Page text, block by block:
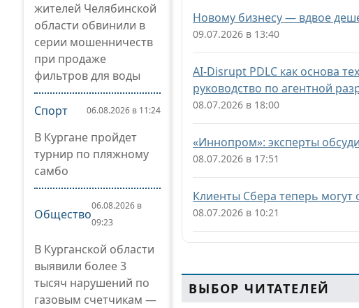
жителей Челябинской
области обвинили в
серии мошенничеств
при продаже
фильтров для воды
Спорт 06.08.2026 в 11:24
В Кургане пройдет
турнир по пляжному
самбо
Общество
06.08.2026 в
09:23
В Курганской области
выявили более 3
тысяч нарушений по
газовым счетчикам —
Новому бизнесу — вдвое
09.07.2026 в 13:40
AI-Disrupt PDLC как основа
руководство по агентной
08.07.2026 в 18:00
«Иннопром»: эксперты
08.07.2026 в 17:51
Клиенты Сбера теперь
08.07.2026 в 10:21
ВЫБОР ЧИТАТЕЛЕЙ